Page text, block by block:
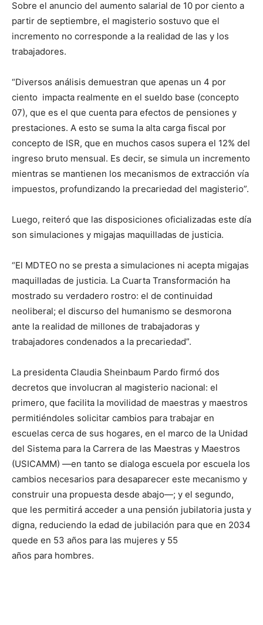
Sobre el anuncio del aumento salarial de 10 por ciento a
partir de septiembre, el magisterio sostuvo que el
incremento no corresponde a la realidad de las y los
trabajadores.
“Diversos análisis demuestran que apenas un 4 por
ciento impacta realmente en el sueldo base (concepto
07), que es el que cuenta para efectos de pensiones y
prestaciones. A esto se suma la alta carga fiscal por
concepto de ISR, que en muchos casos supera el 12% del
ingreso bruto mensual. Es decir, se simula un incremento
mientras se mantienen los mecanismos de extracción vía
impuestos, profundizando la precariedad del magisterio”.
Luego, reiteró que las disposiciones oficializadas este día
son simulaciones y migajas maquilladas de justicia.
“El MDTEO no se presta a simulaciones ni acepta migajas
maquilladas de justicia. La Cuarta Transformación ha
mostrado su verdadero rostro: el de continuidad
neoliberal; el discurso del humanismo se desmorona
ante la realidad de millones de trabajadoras y
trabajadores condenados a la precariedad”.
La presidenta Claudia Sheinbaum Pardo firmó dos
decretos que involucran al magisterio nacional: el
primero, que facilita la movilidad de maestras y maestros
permitiéndoles solicitar cambios para trabajar en
escuelas cerca de sus hogares, en el marco de la Unidad
del Sistema para la Carrera de las Maestras y Maestros
(USICAMM) —en tanto se dialoga escuela por escuela los
cambios necesarios para desaparecer este mecanismo y
construir una propuesta desde abajo—; y el segundo,
que les permitirá acceder a una pensión jubilatoria justa y
digna, reduciendo la edad de jubilación para que en 2034
quede en 53 años para las mujeres y 55
años para hombres.